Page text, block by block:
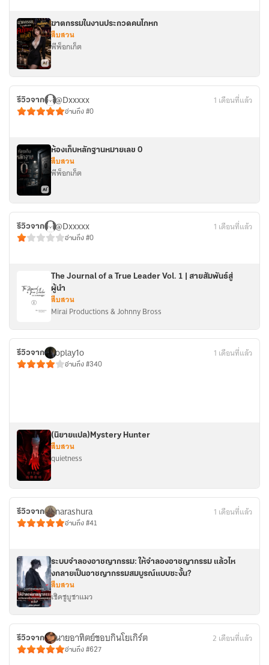
ฆาตกรรมในงานประกวดคนโกหก
สืบสวน
พีพ็อกเก็ต
รีวิวจาก @Dxxxxx 1 เดือนที่แล้ว
อ่านถึง #0
ห้องเก็บหลักฐานหมายเลข 0
สืบสวน
พีพ็อกเก็ต
รีวิวจาก @Dxxxxx 1 เดือนที่แล้ว
อ่านถึง #0
The Journal of a True Leader Vol. 1 | สายสัมพันธ์สู่
ผู้นำ
สืบสวน
Mirai Productions & Johnny Bross
รีวิวจาก oplay1o 1 เดือนที่แล้ว
อ่านถึง #340
(นิยายแปล)Mystery Hunter
สืบสวน
quietness
รีวิวจาก narashura 1 เดือนที่แล้ว
อ่านถึง #41
ระบบจำลองอาชญากรรม: ให้จำลองอาชญากรรม แล้วไห
งกลายเป็นอาชญากรรมสมบูรณ์แบบซะงั้น?
สืบสวน
เชิดชูบูชาแมว
รีวิวจาก นายอาทิตย์ชอบกินโยเกิร์ต 2 เดือนที่แล้ว
อ่านถึง #627